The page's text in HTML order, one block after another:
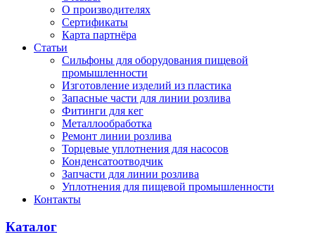
О производителях
Сертификаты
Карта партнёра
Статьи
Сильфоны для оборудования пищевой
промышленности
Изготовление изделий из пластика
Запасные части для линии розлива
Фитинги для кег
Металлообработка
Ремонт линии розлива
Торцевые уплотнения для насосов
Конденсатоотводчик
Запчасти для линии розлива
Уплотнения для пищевой промышленности
Контакты
Каталог